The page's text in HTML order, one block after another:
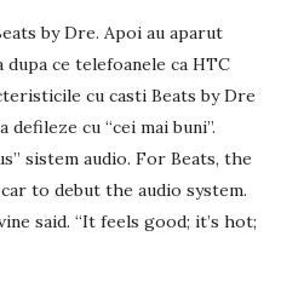
by Dre. Apoi au aparut
ce telefoanele ca HTC
cu casti Beats by Dre
cu “cei mai buni”.
sistem audio. For Beats, the
to debut the audio system.
said. “It feels good; it’s hot;